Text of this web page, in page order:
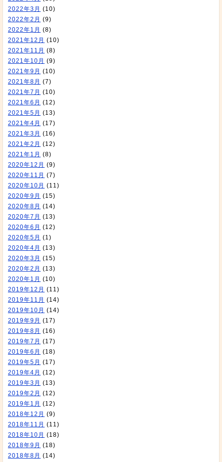
2022年3月 (10)
2022年2月 (9)
2022年1月 (8)
2021年12月 (10)
2021年11月 (8)
2021年10月 (9)
2021年9月 (10)
2021年8月 (7)
2021年7月 (10)
2021年6月 (12)
2021年5月 (13)
2021年4月 (17)
2021年3月 (16)
2021年2月 (12)
2021年1月 (8)
2020年12月 (9)
2020年11月 (7)
2020年10月 (11)
2020年9月 (15)
2020年8月 (14)
2020年7月 (13)
2020年6月 (12)
2020年5月 (1)
2020年4月 (13)
2020年3月 (15)
2020年2月 (13)
2020年1月 (10)
2019年12月 (11)
2019年11月 (14)
2019年10月 (14)
2019年9月 (17)
2019年8月 (16)
2019年7月 (17)
2019年6月 (18)
2019年5月 (17)
2019年4月 (12)
2019年3月 (13)
2019年2月 (12)
2019年1月 (12)
2018年12月 (9)
2018年11月 (11)
2018年10月 (18)
2018年9月 (18)
2018年8月 (14)